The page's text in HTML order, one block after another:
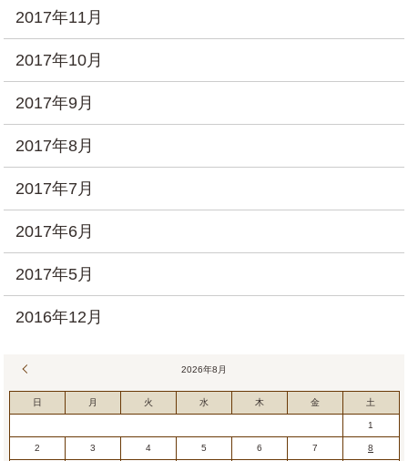
2017年11月
2017年10月
2017年9月
2017年8月
2017年7月
2017年6月
2017年5月
2016年12月
2026年8月
日 月 火 水 木 金 土
1
2 3 4 5 6 7 8